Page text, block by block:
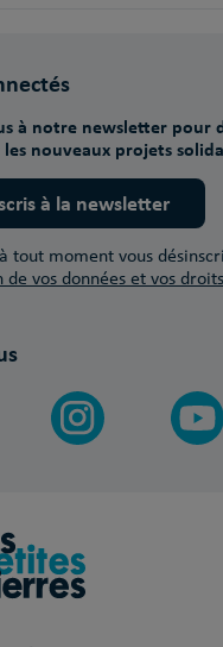
à notre newsletter pour
nouveaux projets
à la newsletter
tout moment vous
de vos données et vos